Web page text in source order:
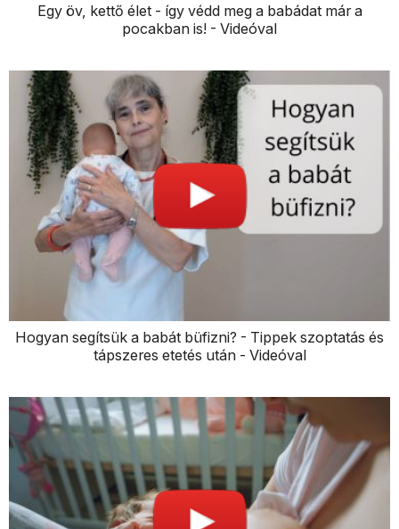
Egy öv, kettő élet - így védd meg a babádat már a
pocakban is! - Videóval
Hogyan segítsük a babát büfizni? - Tippek szoptatás és
tápszeres etetés után - Videóval